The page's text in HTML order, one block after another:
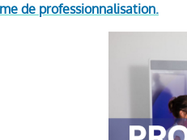
de professionnalisation.